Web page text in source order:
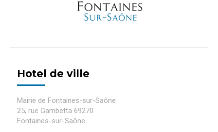
Hotel de ville
Mairie de Fontaines-sur-Saône
25, rue Gambetta 69270
Fontaines-sur-Saône